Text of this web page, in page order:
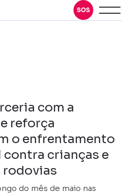
com a
reforça
o enfrentamento
contra crianças e
rodovias
do mês de maio nas